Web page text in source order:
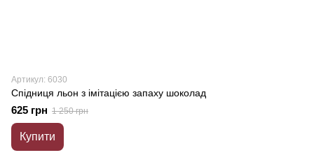
Артикул: 6030
Спідниця льон з імітацією запаху шоколад
625 грн 1 250 грн
Купити